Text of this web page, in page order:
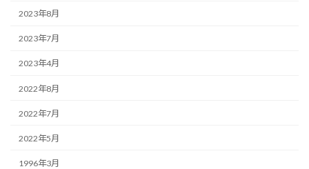
2023年8月
2023年7月
2023年4月
2022年8月
2022年7月
2022年5月
1996年3月